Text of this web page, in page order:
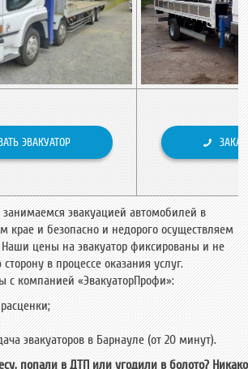
ЭВАКУАТОР
эвакуацией автомобилей в
крае и безопасно и недорого осуществляем
Наши цены на эвакуатор фиксированы и не
в процессе оказания услуг.
с компанией «ЭвакуаторПрофи»:
эвакуаторов в Барнауле (от 20 минут).
попали в ДТП или угодили в болото?